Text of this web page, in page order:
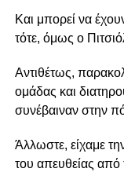
Και μπορεί να
τότε, όμως ο
Αντιθέτως,
ομάδας και
συνέβαιναν στην
Άλλωστε, είχαμε
του απευθείας από